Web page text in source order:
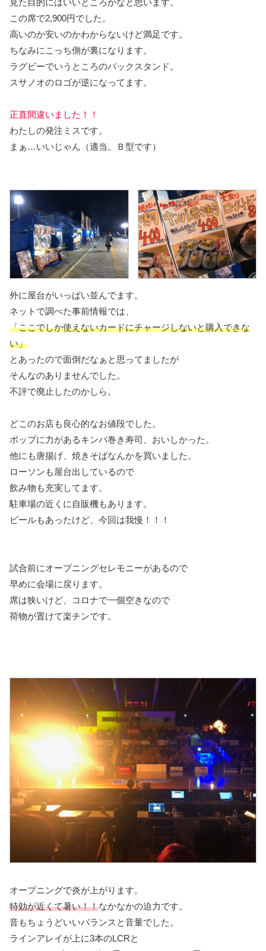
見た目的にはいいところかなと思います。
この席で2,900円でした。
高いのか安いのかわからないけど満足です。
ちなみにこっち側が裏になります。
ラグビーでいうところのバックスタンド。
スサノオのロゴが逆になってます。
正直間違いました！！
わたしの発注ミスです。
まぁ…いいじゃん（適当。Ｂ型です）
外に屋台がいっぱい並んでます。
ネットで調べた事前情報では、
「ここでしか使えないカードにチャージしないと購入できな
い」
とあったので面倒だなぁと思ってましたが
そんなのありませんでした。
不評で廃止したのかしら。
どこのお店も良心的なお値段でした。
ポップに力があるキンパ巻き寿司、おいしかった。
他にも唐揚げ、焼きそばなんかを買いました。
ローソンも屋台出しているので
飲み物も充実してます。
駐車場の近くに自販機もあります。
ビールもあったけど、今回は我慢！！！
試合前にオープニングセレモニーがあるので
早めに会場に戻ります。
席は狭いけど、コロナで一個空きなので
荷物が置けて楽チンです。
オープニングで炎が上がります。
特効が近くて暑い！！なかなかの迫力です。
音もちょうどいいバランスと音量でした。
ラインアレイが上に3本のLCRと